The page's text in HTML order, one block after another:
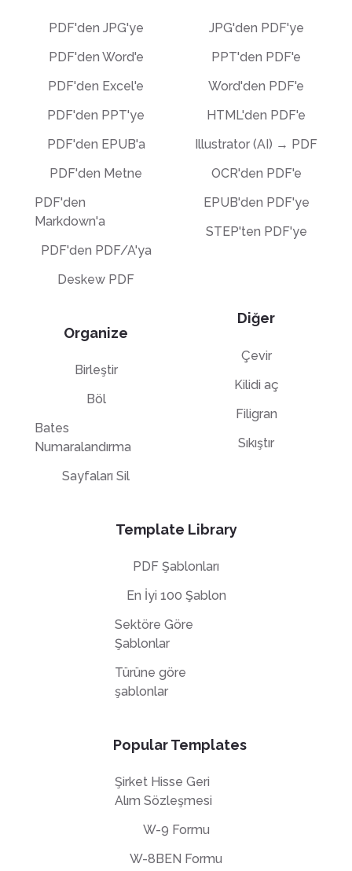
PDF'den JPG'ye
PDF'den Word'e
PDF'den Excel'e
PDF'den PPT'ye
PDF'den EPUB'a
PDF'den Metne
PDF'den
Markdown'a
PDF'den PDF/A'ya
Deskew PDF
Organize
Birleştir
Böl
Bates
Numaralandırma
Sayfaları Sil
JPG'den PDF'ye
PPT'den PDF'e
Word'den PDF'e
HTML'den PDF'e
Illustrator (AI) → PDF
OCR'den PDF'e
EPUB'den PDF'ye
STEP'ten PDF'ye
Diğer
Çevir
Kilidi aç
Filigran
Sıkıştır
Template Library
PDF Şablonları
En İyi 100 Şablon
Sektöre Göre
Şablonlar
Türüne göre
şablonlar
Popular Templates
Şirket Hisse Geri
Alım Sözleşmesi
W-9 Formu
W-8BEN Formu